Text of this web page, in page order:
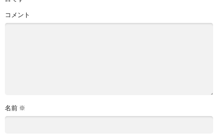
コメント
名前 ※